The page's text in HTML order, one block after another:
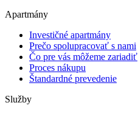
Apartmány
Investičné apartmány
Prečo spolupracovať s nami
Čo pre vás môžeme zariadiť
Proces nákupu
Štandardné prevedenie
Služby